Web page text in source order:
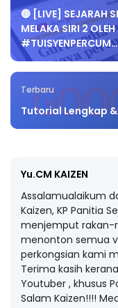
🔴 [LIVE] SEJARAH
MELAKA SIRI 2
#TUISYENPERCUM…
Terbaru
Tutorial Lengkap
Yu.CM KAIZEN
Assalamualaikum
Kaizen, KP Panitia
menjemput rakan-
menonton semua
perkongsian kami
Terima kasih
Youtuber , khusus
Salam Kaizen!!!!